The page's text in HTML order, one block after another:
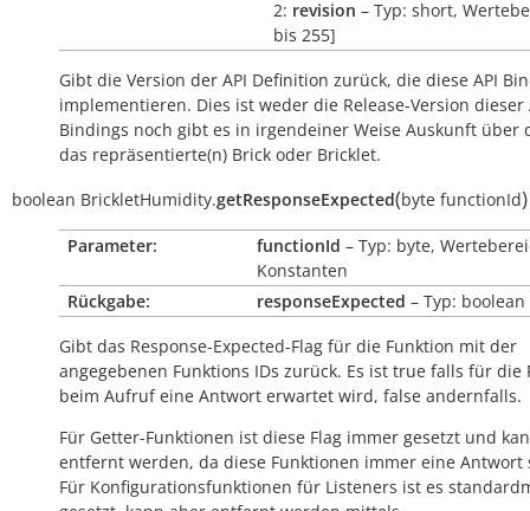
2: revision – Typ: short,
bis 255]
Gibt die Version der API Definition zurück, die diese API
implementieren. Dies ist weder die Release-Version dieser
Bindings noch gibt es in irgendeiner Weise Auskunft über
das repräsentierte(n) Brick oder Bricklet.
boolean BrickletHumidity.getResponseExpected(byte functionId)
Parameter: functionId – Typ: byte,
Konstanten
Rückgabe:
responseExpected – Typ: boolean
Gibt das Response-Expected-Flag für die Funktion mit der
angegebenen Funktions IDs zurück. Es ist true falls für die
beim Aufruf eine Antwort erwartet wird, false andernfalls.
Für Getter-Funktionen ist diese Flag immer gesetzt und
entfernt werden, da diese Funktionen immer eine Antwort
Für Konfigurationsfunktionen für Listeners ist es